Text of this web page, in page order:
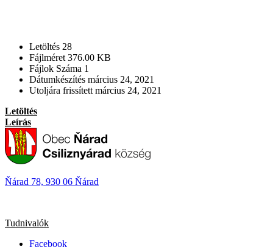
Letöltés 28
Fájlméret 376.00 KB
Fájlok Száma 1
Dátumkészítés március 24, 2021
Utoljára frissített március 24, 2021
Letöltés
Leírás
Ňárad 78, 930 06 Ňárad
Tudnivalók
Facebook